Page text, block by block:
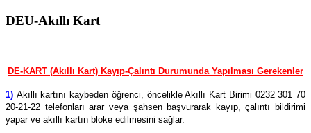
DEU-Akıllı Kart
DE-KART (Akıllı Kart) Kayıp-Çalıntı Durumunda Yapılması Gerekenler
1) Akıllı kartını kaybeden öğrenci, öncelikle Akıllı Kart Birimi 0232 301 70
20-21-22 telefonları arar veya şahsen başvurarak kayıp, çalıntı bildirimi
yapar ve akıllı kartın bloke edilmesini sağlar.